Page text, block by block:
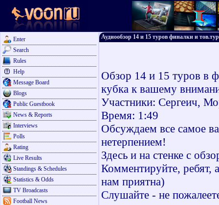
Enter
Search
Rules
Help
Message Board
Blogs
Public Guestbook
News & Reports
Interviews
Polls
Rating
Live Results
Standings & Schedules
Statistics & Odds
TV Broadcasts
Football News
Аудиообзор 14 и 15 туров финалки и
Обзор 14 и 15 туров в
кубка к вашему
Участники: Сергеич,
Время: 1:49
Обсуждаем все самое
нетерпением!
Здесь и на стенке с
Комментируйте, ребят,
нам приятна)
Слушайте - не